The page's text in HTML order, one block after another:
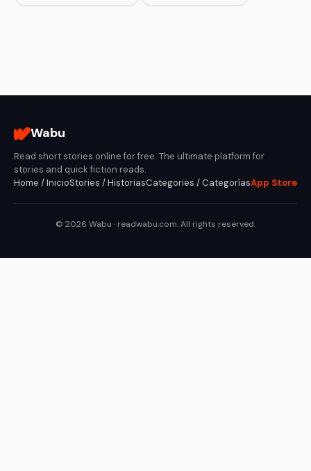
Wabu
Read short stories online for free. The ultimate platform for
stories and quick fiction reads.
Home / InicioStories / HistoriasCategories / CategoríasApp Store
© 2026 Wabu · readwabu.com. All rights reserved.